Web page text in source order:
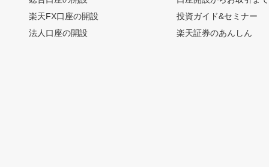
楽天FX口座の開設
法人口座の開設
投資ガイド&セミナー
楽天証券のあんしん